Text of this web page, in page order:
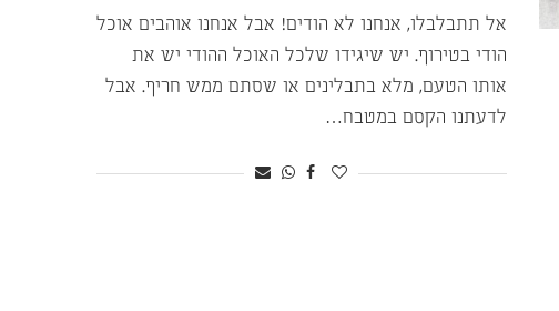
אל תתבלבלו, אנחנו לא הודים! אבל אנחנו אוהבים אוכל
הודי בטירוף. יש שיגידו שלכל האוכל ההודי יש את
אותו הטעם, מלא בתבלינים או שסתם ממש חריף. אבל
לדעתנו הקסם במטבח…